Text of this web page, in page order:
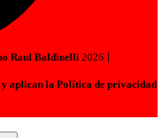
Raul Baldinelli 2026 |
aplican la Política de privacidad